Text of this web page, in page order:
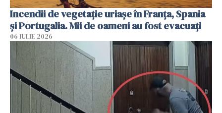
Incendii de vegetație uriașe în Franța, Spania
și Portugalia. Mii de oameni au fost evacuați
06 IULIE 2026